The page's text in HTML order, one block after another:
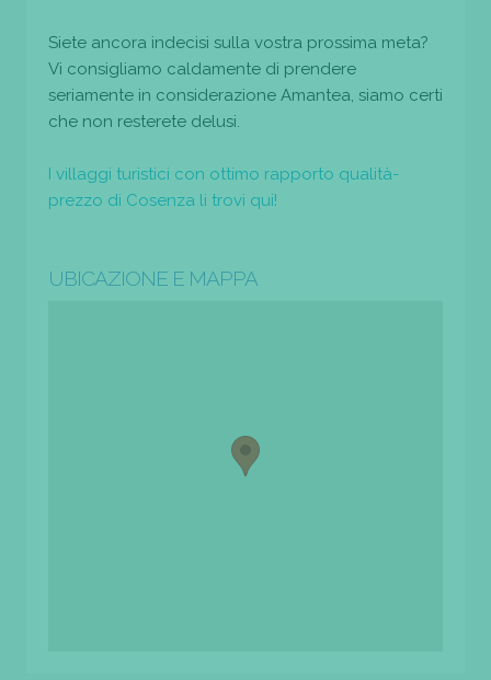
Siete ancora indecisi sulla vostra prossima meta?
Vi consigliamo caldamente di prendere
seriamente in considerazione Amantea, siamo certi
che non resterete delusi.
I villaggi turistici con ottimo rapporto qualità-
prezzo di Cosenza li trovi qui!
UBICAZIONE E MAPPA